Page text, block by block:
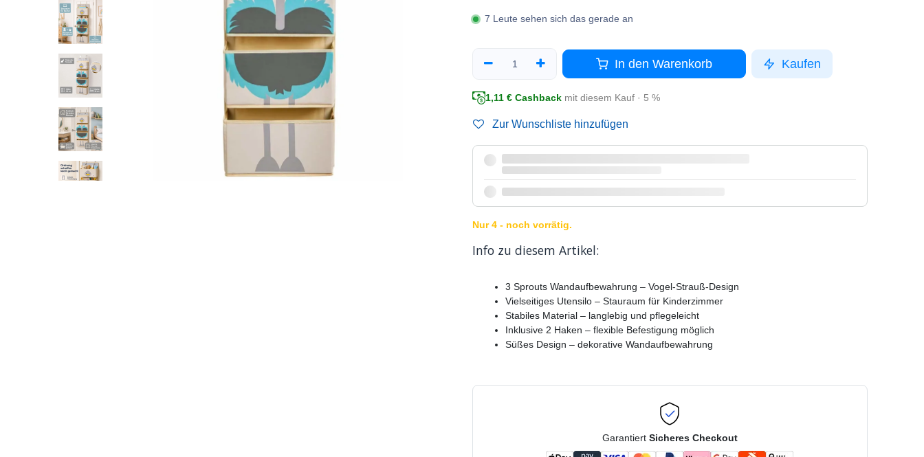
7 Leute sehen sich das gerade an
In den Warenkorb Kaufen
1,11 € Cashback mit diesem Kauf · 5 %
Zur Wunschliste hinzufügen
Nur 4 - noch vorrätig.
Info zu diesem Artikel:
3 Sprouts Wandaufbewahrung – Vogel-Strauß-Design
Vielseitiges Utensilo – Stauraum für Kinderzimmer
Stabiles Material – langlebig und pflegeleicht
Inklusive 2 Haken – flexible Befestigung möglich
Süßes Design – dekorative Wandaufbewahrung
Garantiert Sicheres Checkout